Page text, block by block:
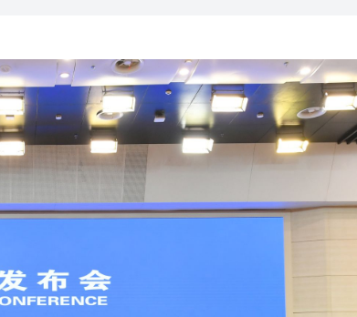
情況危急 鐵騎交警一路開道護送
掉很多老人的晚年健康